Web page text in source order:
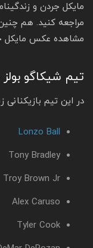
مایکل جردن و
مراجعه کنید. هم
مشاهده عکس مایکل
تیم شیکاگو بولز
در این تیم بازیکنانی
Lonzo Ball
Tony Bradley
Troy Brown Jr
Alex Caruso
Tyler Cook